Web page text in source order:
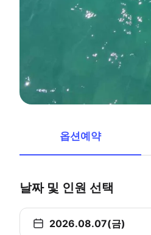
옵션예약
날짜 및 인원 선택
2026.08.07(금)